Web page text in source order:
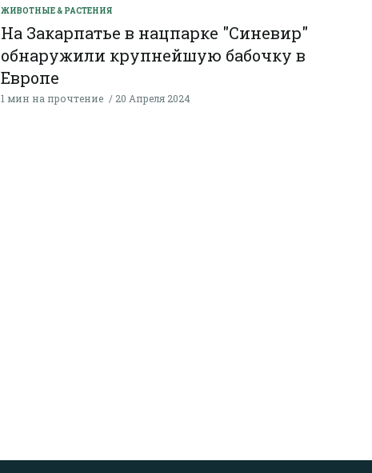
ЖИВОТНЫЕ & РАСТЕНИЯ
На Закарпатье в нацпарке "Синевир"
обнаружили крупнейшую бабочку в
Европе
1 мин на прочтение 20 Апреля 2024